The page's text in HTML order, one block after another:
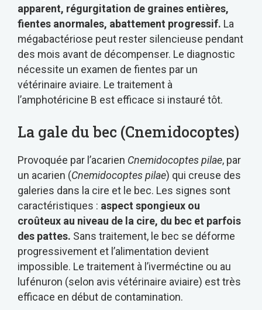
apparent, régurgitation de graines entières,
fientes anormales, abattement progressif. La
mégabactériose peut rester silencieuse pendant
des mois avant de décompenser. Le diagnostic
nécessite un examen de fientes par un
vétérinaire aviaire. Le traitement à
l’amphotéricine B est efficace si instauré tôt.
La gale du bec (Cnemidocoptes)
Provoquée par l’acarien Cnemidocoptes pilae, par
un acarien (Cnemidocoptes pilae) qui creuse des
galeries dans la cire et le bec. Les signes sont
caractéristiques : aspect spongieux ou
croûteux au niveau de la cire, du bec et parfois
des pattes. Sans traitement, le bec se déforme
progressivement et l’alimentation devient
impossible. Le traitement à l’iverméctine ou au
lufénuron (selon avis vétérinaire aviaire) est très
efficace en début de contamination.